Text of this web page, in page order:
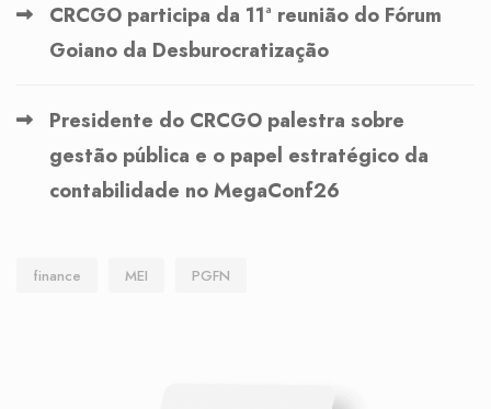
CRCGO participa da 11ª reunião do Fórum
Goiano da Desburocratização
Presidente do CRCGO palestra sobre
gestão pública e o papel estratégico da
contabilidade no MegaConf26
finance MEI PGFN